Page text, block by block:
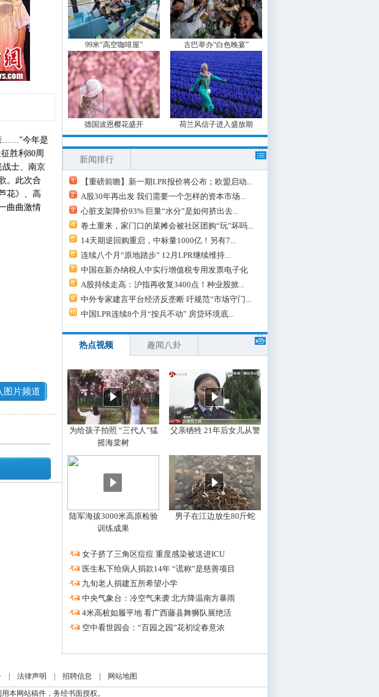
……”今年是
胜利80周
战士、南京
。此次合
花》、高
曲曲激情
图片频道
99米“高空咖啡屋” 古巴举办“白色晚宴”
德国波恩樱花盛开 荷兰风信子进入盛放期
新闻排行
【重磅前瞻】新一期LPR报价将公布；欧盟启动...
A股30年再出发 我们需要一个怎样的资本市场...
心脏支架降价93% 巨量“水分”是如何挤出去...
卷土重来，家门口的菜摊会被社区团购“玩”坏吗...
14天期逆回购重启，中标量1000亿！另有7...
连续八个月“原地踏步” 12月LPR继续维持...
中国在新办纳税人中实行增值税专用发票电子化
A股持续走高：沪指再收复3400点！种业股掀...
中外专家建言平台经济反垄断 吁规范“市场守门...
中国LPR连续8个月“按兵不动” 房贷环境底...
热点视频 趣闻八卦
为给孩子拍照 “三代人”猛
摇海棠树
父亲牺牲 21年后女儿从警
陆军海拔3000米高原检验
训练成果
男子在江边放生80斤蛇
·
女子挤了三角区痘痘 重度感染被送进ICU
·
医生私下给病人捐款14年 “谎称”是慈善项目
·
九旬老人捐建五所希望小学
·
中央气象台：冷空气来袭 北方降温南方暴雨
·
4米高桩如履平地 看广西藤县舞狮队展绝活
·
空中看世园会：“百园之园”花初绽春意浓
法律声明 招聘信息
网站地图
本网站稿件，务经书面授权。